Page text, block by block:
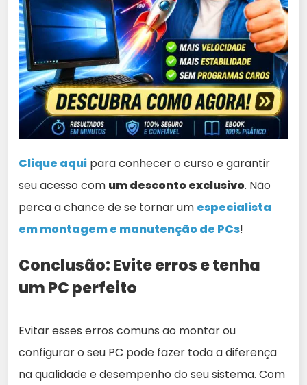
Clique aqui para conhecer o curso e garantir
seu acesso com um desconto exclusivo. Não
perca a chance de se tornar um especialista
em montagem e manutenção de PCs!
Conclusão: Evite erros e tenha
um PC perfeito
Evitar esses erros comuns ao montar ou
configurar o seu PC pode fazer toda a diferença
na qualidade e desempenho do seu sistema. Com